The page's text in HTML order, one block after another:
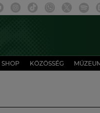
SHOP KÖZÖSSÉG